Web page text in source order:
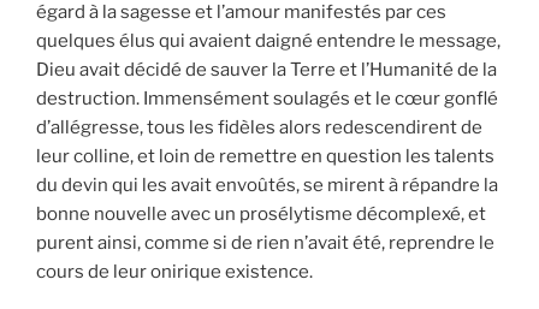
égard à la sagesse et l’amour manifestés par ces
quelques élus qui avaient daigné entendre le message,
Dieu avait décidé de sauver la Terre et l’Humanité de la
destruction. Immensément soulagés et le cœur gonflé
d’allégresse, tous les fidèles alors redescendirent de
leur colline, et loin de remettre en question les talents
du devin qui les avait envoûtés, se mirent à répandre la
bonne nouvelle avec un prosélytisme décomplexé, et
purent ainsi, comme si de rien n’avait été, reprendre le
cours de leur onirique existence.